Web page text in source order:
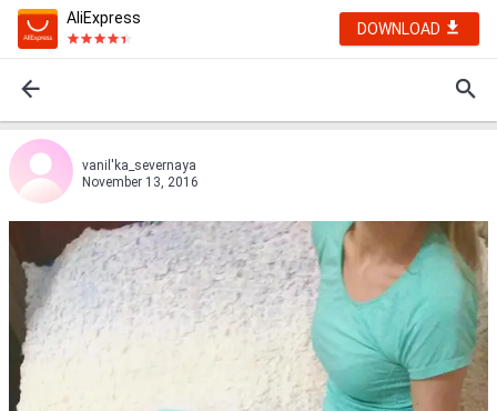
AliExpress
DOWNLOAD
vanil'ka_severnaya
November 13, 2016